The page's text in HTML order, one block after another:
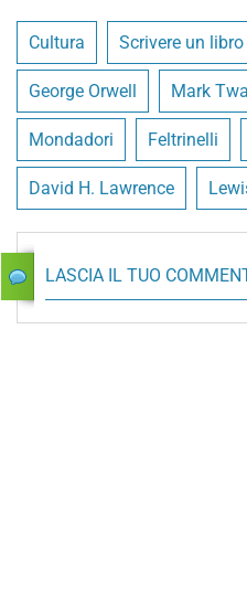
Cultura Scrivere un libro
George Orwell Mark
Mondadori Feltrinelli
David H. Lawrence
LASCIA IL TUO